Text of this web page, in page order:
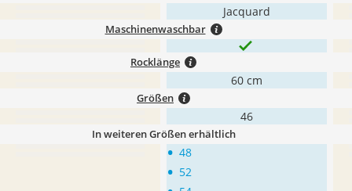
Jacquard
Maschinenwaschbar
Rocklänge
60 cm
Größen
46
In weiteren Größen erhältlich
• 48
• 52